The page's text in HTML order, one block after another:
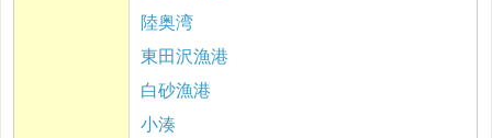
陸奥湾
東田沢漁港
白砂漁港
小湊